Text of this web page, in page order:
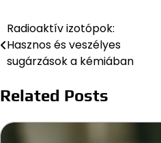
Bejegyzés
navigáció
Radioaktív izotópok:
Hasznos és veszélyes
sugárzások a kémiában
Related Posts